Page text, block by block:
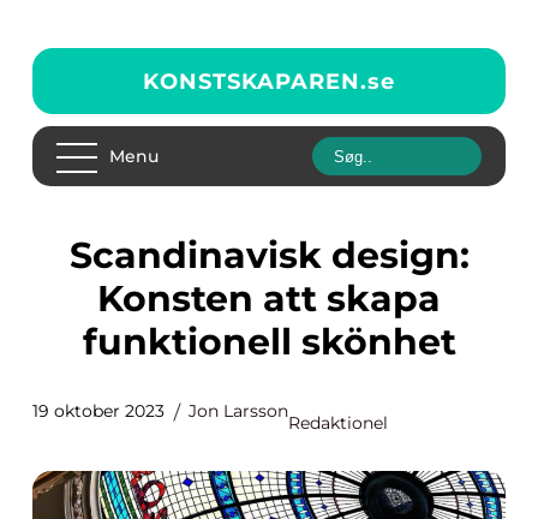
KONSTSKAPAREN.se
Menu
Scandinavisk design:
Konsten att skapa
funktionell skönhet
19 oktober 2023 Jon Larsson
Redaktionel